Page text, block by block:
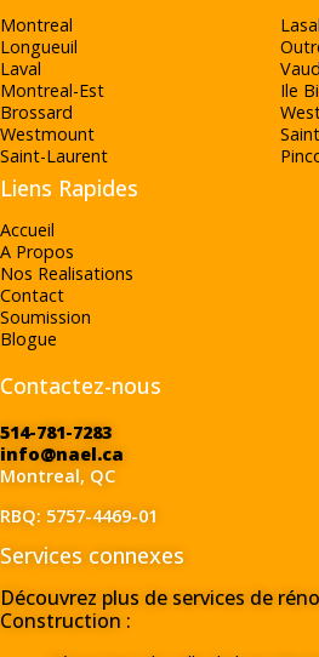
Montreal
Longueuil
Laval
Montreal-Est
Brossard
Westmount
Saint-Laurent
Ile
Liens Rapides
Accueil
A Propos
Nos Realisations
Contact
Soumission
Blogue
Contactez-nous
514-781-7283
info@nael.ca
Montreal, QC
RBQ: 5757-4469-01
Services connexes
Découvrez plus de services de
Construction :